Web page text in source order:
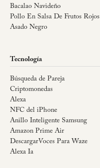
Bacalao Navideño
Pollo En Salsa De Frutos Rojos
Asado Negro
Tecnología
Búsqueda de Pareja
Criptomonedas
Alexa
NFC del iPhone
Anillo Inteligente Samsung
Amazon Prime Air
DescargarVoces Para Waze
Alexa Ia